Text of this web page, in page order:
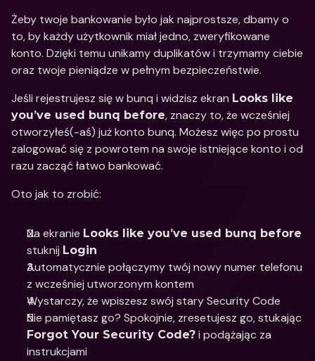
Żeby twoje bankowanie było jak najprostsze, dbamy o
to, by każdy użytkownik miał jedno, zweryfikowane
konto. Dzięki temu unikamy duplikatów i trzymamy ciebie
oraz twoje pieniądze w pełnym bezpieczeństwie.
Jeśli rejestrujesz się w bunq i widzisz ekran Looks like
you’ve used bunq before, znaczy to, że wcześniej
otworzyłeś(-aś) już konto bunq. Możesz więc po prostu
zalogować się z powrotem na swoje istniejące konto i od
razu zacząć łatwo bankować.
Oto jak to zrobić:
Na ekranie Looks like you’ve used bunq before
stuknij Login
Automatycznie połączymy twój nowy numer telefonu
z wcześniej utworzonym kontem
Wystarczy, że wpiszesz swój stary Security Code
Forgot Your Security Code? i podążając za
instrukcjami